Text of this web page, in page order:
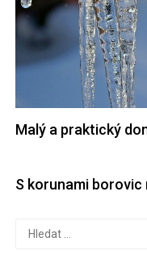
Malý a praktický
S korunami borovic
Vyhledávání